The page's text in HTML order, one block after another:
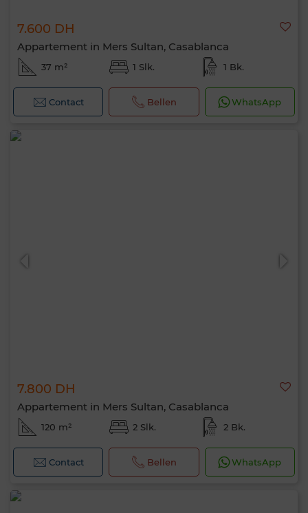
7.600 DH
Appartement in Mers Sultan, Casablanca
37 m² 1 Slk. 1 Bk.
Contact Bellen WhatsApp
7.800 DH
Appartement in Mers Sultan, Casablanca
120 m² 2 Slk. 2 Bk.
Contact Bellen WhatsApp